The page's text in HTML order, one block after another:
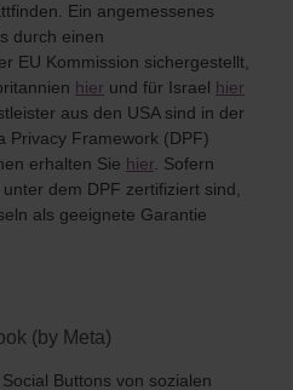
Ein angemessenes
durch einen
EU Kommission sichergestellt,
hier und für Israel hier
aus den USA sind in der
Privacy Framework (DPF)
erhalten Sie hier. Sofern
dem DPF zertifiziert sind,
als geeignete Garantie
(by Meta)
Buttons von sozialen